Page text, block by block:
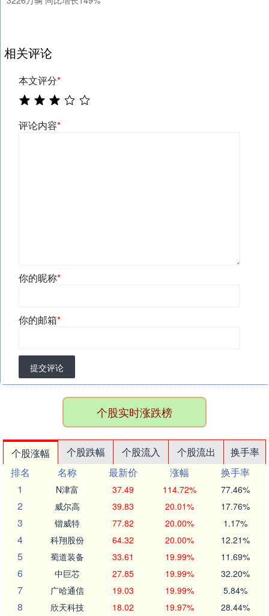
相关评论
本文评分*
评论内容*
你的昵称*
你的邮箱*
提交评论
个股实时涨跌榜
个股涨幅 个股跌幅 个股流入 个股流出
换手率
排名
名称 最新价 涨幅
换手率
1
N津富 37.49 114.72% 77.46%
2 威尔高 39.83 20.01% 17.76%
3 锴威特 77.82 20.00% 1.17%
4 科翔股份 64.32 20.00% 12.21%
5 蜀道装备 33.61 19.99% 11.69%
6 中巨芯 27.85 19.99% 32.20%
7 广哈通信 19.03 19.99% 5.84%
8 欣天科技 18.02 19.97% 28.44%